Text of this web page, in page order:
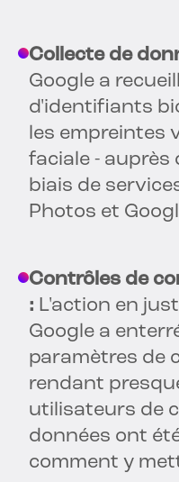
Collecte de
Google a
d'identifiants
les empreintes
faciale - auprès
biais de
Photos et
Contrôles de
: L'action en
Google a
paramètres de
rendant
utilisateurs de
données ont
comment y